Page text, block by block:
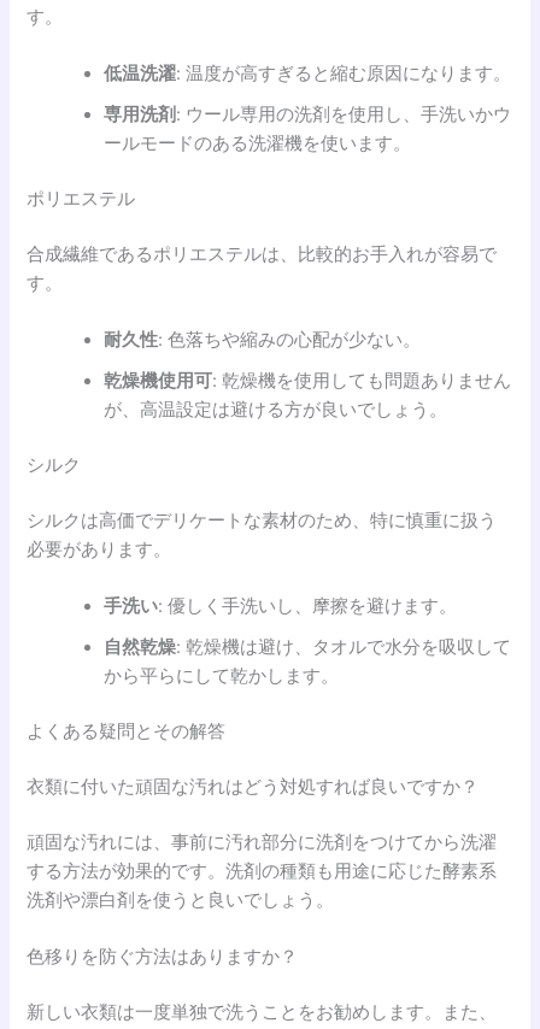
す。
低温洗濯: 温度が高すぎると縮む原因になります。
専用洗剤 : ウール専用の洗剤を使用し、手洗いかウ
ールモードのある洗濯機を使います。
ポリエステル
合成繊維であるポリエステルは、比較的お手入れが容易で
す。
耐久性: 色落ちや縮みの心配が少ない。
乾燥機使用可: 乾燥機を使用しても問題ありません
が、高温設定は避ける方が良いでしょう。
シルク
シルクは高価でデリケートな素材のため、特に慎重に扱う
必要があります。
手洗い: 優しく手洗いし、摩擦を避けます。
自然乾燥: 乾燥機は避け、タオルで水分を吸収して
から平らにして乾かします。
よくある疑問とその解答
衣類に付いた頑固な汚れはどう対処すれば良いですか？
頑固な汚れには、事前に汚れ部分に洗剤をつけてから洗濯
する方法が効果的です。洗剤の種類も用途に応じた酵素系
洗剤や漂白剤を使うと良いでしょう。
色移りを防ぐ方法はありますか？
新しい衣類は一度単独で洗うことをお勧めします。また、